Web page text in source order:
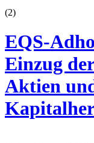
(2)
EQS-
Einzug
Aktien